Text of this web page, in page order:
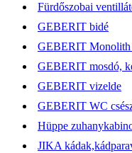
Fürdőszobai
GEBERIT bidé
GEBERIT
GEBERIT mosdó,
GEBERIT vizelde
GEBERIT WC
Hüppe
JIKA